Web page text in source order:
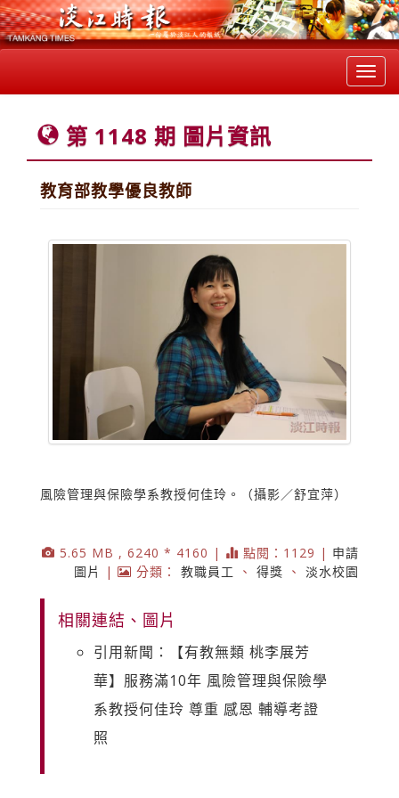
第 1148 期 圖片資訊
教育部教學優良教師
風險管理與保險學系教授何佳玲。（攝影／舒宜萍）
5.65 MB , 6240 * 4160 | 點閱：1129 | 申請
圖片
| 分類： 教職員工 、 得獎 、 淡水校園
相關連結、圖片
引用新聞：【有教無類 桃李展芳
華】服務滿10年 風險管理與保險學
系教授何佳玲 尊重 感恩 輔導考證
照